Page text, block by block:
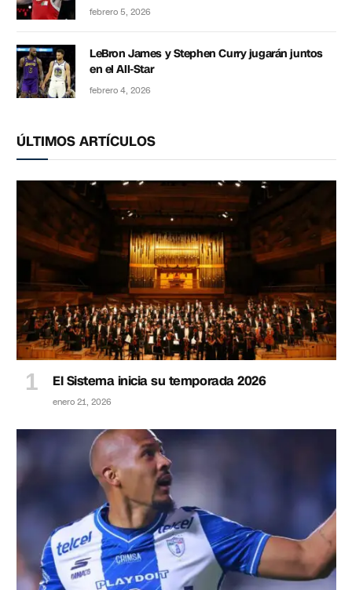
febrero 5, 2026
LeBron James y Stephen Curry jugarán juntos
en el All-Star
febrero 4, 2026
ÚLTIMOS ARTÍCULOS
El Sistema inicia su temporada 2026
enero 21, 2026